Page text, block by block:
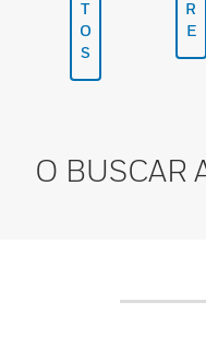
T
O
S
R
E
O BUSCAR